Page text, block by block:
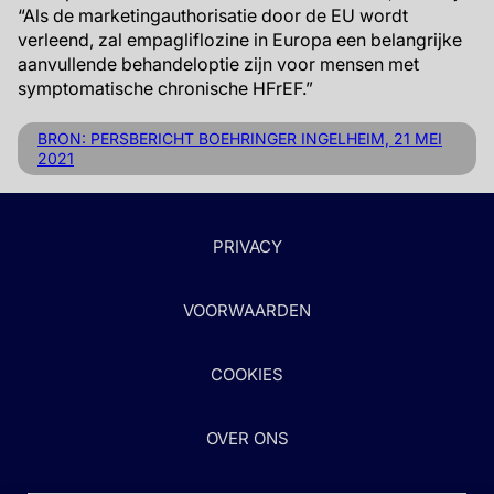
“Als de marketingauthorisatie door de EU wordt
verleend, zal empagliflozine in Europa een belangrijke
aanvullende behandeloptie zijn voor mensen met
symptomatische chronische HFrEF.”
BRON: PERSBERICHT BOEHRINGER INGELHEIM, 21 MEI
2021
PRIVACY
VOORWAARDEN
COOKIES
OVER ONS